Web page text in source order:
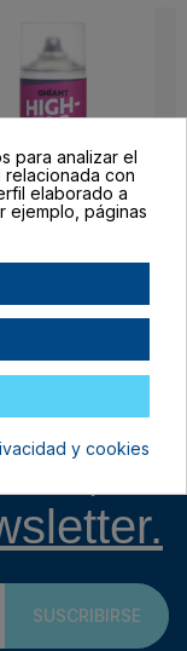
en Spray
SUSCRIBIRSE
para analizar el
con
elaborado a
ejemplo, páginas
y cookies